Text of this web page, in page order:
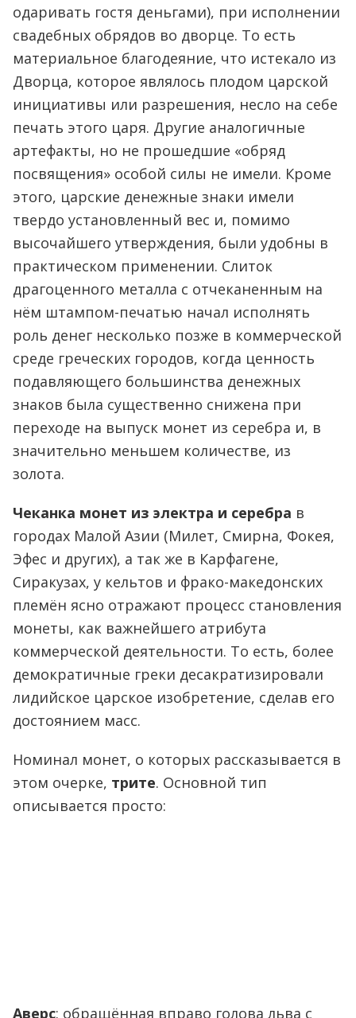
одаривать гостя деньгами), при исполнении
свадебных обрядов во дворце. То есть
материальное благодеяние, что истекало из
Дворца, которое являлось плодом царской
инициативы или разрешения, несло на себе
печать этого царя. Другие аналогичные
артефакты, но не прошедшие «обряд
посвящения» особой силы не имели. Кроме
этого, царские денежные знаки имели
твердо установленный вес и, помимо
высочайшего утверждения, были удобны в
практическом применении. Слиток
драгоценного металла с отчеканенным на
нём штампом-печатью начал исполнять
роль денег несколько позже в коммерческой
среде греческих городов, когда ценность
подавляющего большинства денежных
знаков была существенно снижена при
переходе на выпуск монет из серебра и, в
значительно меньшем количестве, из
золота.
Чеканка монет из электра и серебра в
городах Малой Азии (Милет, Смирна, Фокея,
Эфес и других), а так же в Карфагене,
Сиракузах, у кельтов и фрако-македонских
племён ясно отражают процесс становления
монеты, как важнейшего атрибута
коммерческой деятельности. То есть, более
демократичные греки десакратизировали
лидийское царское изобретение, сделав его
достоянием масс.
Номинал монет, о которых рассказывается в
этом очерке, трите. Основной тип
описывается просто:
Аверс: обращённая вправо голова льва с